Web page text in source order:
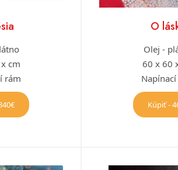
cm
rám
O
Olej -
60 x 60
Kúpiť -